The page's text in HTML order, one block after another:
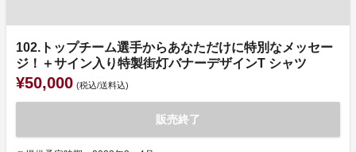
102.トップチーム選手からあなただけに特別なメッセー
ジ！＋サイン入り特製街灯バナーデザインT シャツ
¥50,000 (税込/送料込)
販売終了